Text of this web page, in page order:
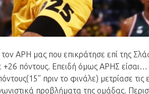
τον ΑΡΗ μας που επικράτησε επί της
+26 πόντους. Επειδή όμως ΑΡΗΣ είσαι…
πριν το φινάλε) μετρίασε
προβλήματα της ομάδας.